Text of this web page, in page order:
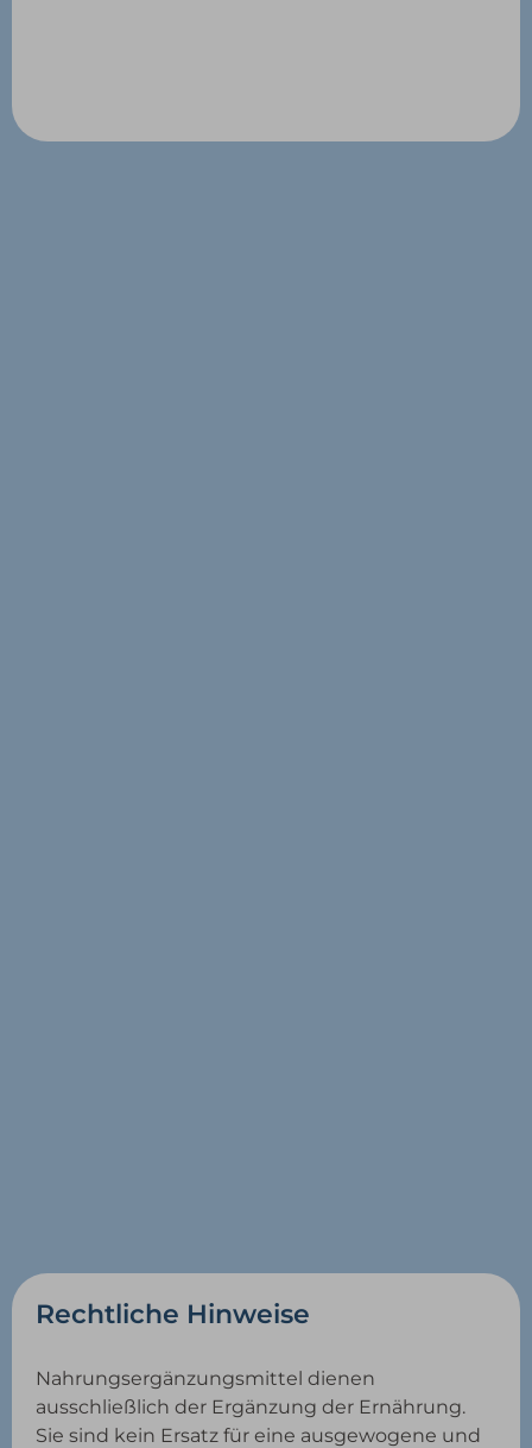
Rechtliche Hinweise
Nahrungsergänzungsmittel dienen
ausschließlich der Ergänzung der Ernährung.
Sie sind kein Ersatz für eine ausgewogene und